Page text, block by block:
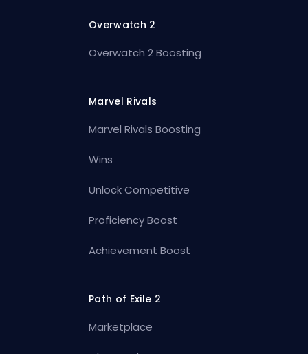
Overwatch 2
Overwatch 2 Boosting
Marvel Rivals
Marvel Rivals Boosting
Wins
Unlock Competitive
Proficiency Boost
Achievement Boost
Path of Exile 2
Marketplace